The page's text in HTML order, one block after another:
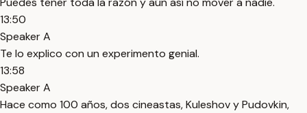
13:50
Speaker A
Te lo explico con un experimento genial.
13:58
Speaker A
Hace como 100 años, dos cineastas, Kuleshov y Pudovkin,